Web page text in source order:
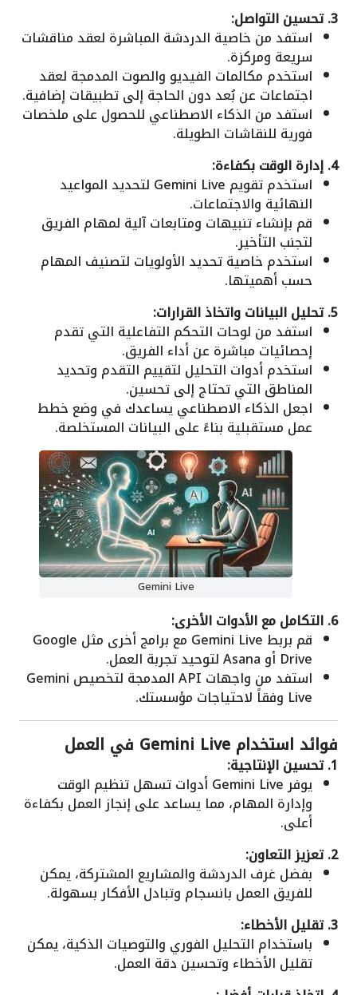
3. تحسين التواصل:
استفد من خاصية الدردشة المباشرة لعقد مناقشات
سريعة ومركزة.
استخدم مكالمات الفيديو والصوت المدمجة لعقد
اجتماعات عن بُعد دون الحاجة إلى تطبيقات إضافية.
استفد من الذكاء الاصطناعي للحصول على ملخصات
فورية للنقاشات الطويلة.
4. إدارة الوقت بكفاءة:
استخدم تقويم Gemini Live لتحديد المواعيد
النهائية والاجتماعات.
قم بإنشاء تنبيهات ومتابعات آلية لمهام الفريق
لتجنب التأخير.
استخدم خاصية تحديد الأولويات لتصنيف المهام
حسب أهميتها.
5. تحليل البيانات واتخاذ القرارات:
استفد من لوحات التحكم التفاعلية التي تقدم
إحصائيات مباشرة عن أداء الفريق.
استخدم أدوات التحليل لتقييم التقدم وتحديد
المناطق التي تحتاج إلى تحسين.
اجعل الذكاء الاصطناعي يساعدك في وضع خطط
عمل مستقبلية بناءً على البيانات المستخلصة.
Gemini Live
6. التكامل مع الأدوات الأخرى:
قم بربط Gemini Live مع برامج أخرى مثل Google
Drive أو Asana لتوحيد تجربة العمل.
استفد من واجهات API المدمجة لتخصيص Gemini
Live وفقاً لاحتياجات مؤسستك.
فوائد استخدام Gemini Live في العمل
1. تحسين الإنتاجية:
يوفر Gemini Live أدوات تسهل تنظيم الوقت
وإدارة المهام، مما يساعد على إنجاز العمل بكفاءة
أعلى.
2. تعزيز التعاون:
بفضل غرف الدردشة والمشاريع المشتركة، يمكن
للفريق العمل بانسجام وتبادل الأفكار بسهولة.
3. تقليل الأخطاء:
باستخدام التحليل الفوري والتوصيات الذكية، يمكن
تقليل الأخطاء وتحسين دقة العمل.